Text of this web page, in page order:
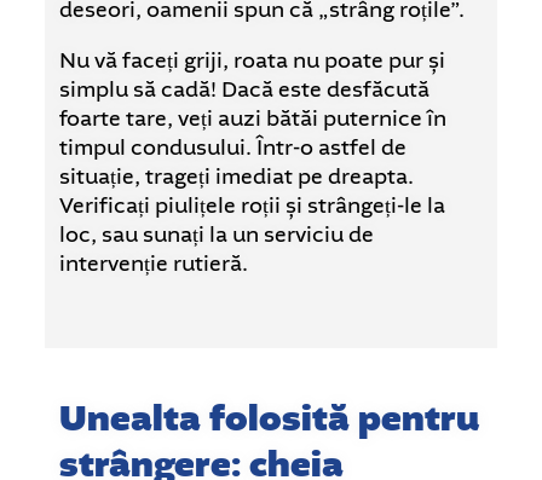
deseori, oamenii spun că „strâng roțile”.
Nu vă faceți griji, roata nu poate pur și
simplu să cadă! Dacă este desfăcută
foarte tare, veți auzi bătăi puternice în
timpul condusului. Într-o astfel de
situație, trageți imediat pe dreapta.
Verificați piulițele roții și strângeți-le la
loc, sau sunați la un serviciu de
intervenție rutieră.
Unealta folosită pentru
strângere: cheia